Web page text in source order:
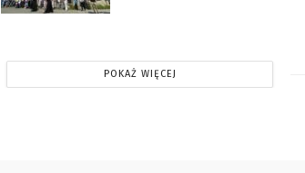
POKAŻ WIĘCEJ